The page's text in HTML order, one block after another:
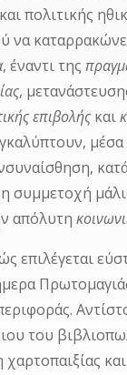
πολιτικής
να
, έναντι της
,
επιβολήςκαι
συμμετοχή
απόλυτη
επιλέγεται
του